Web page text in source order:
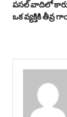
పసల్ వాదిలో
ఒక వ్యక్తికి తీవ్ర